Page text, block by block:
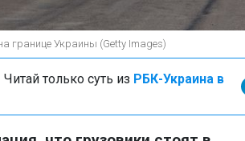
границе Украины (Getty Images)
только суть из РБК-Украина в